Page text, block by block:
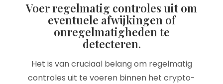
Voer regelmatig controles uit om
eventuele afwijkingen of
onregelmatigheden te
detecteren.
Het is van cruciaal belang om regelmatig
controles uit te voeren binnen het crypto-